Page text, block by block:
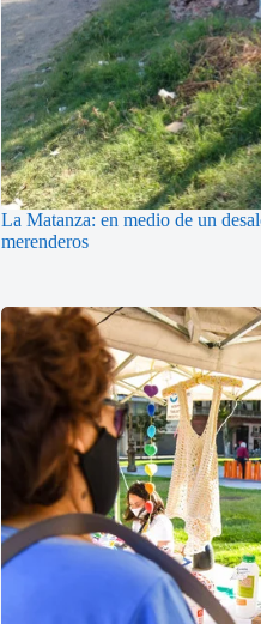
La Matanza: en medio de un
merenderos